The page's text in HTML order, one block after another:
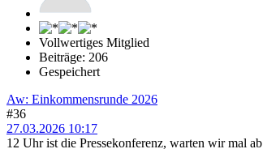
Vollwertiges Mitglied
Beiträge: 206
Gespeichert
Aw: Einkommensrunde 2026
#36
27.03.2026 10:17
12 Uhr ist die Pressekonferenz, warten wir mal ab